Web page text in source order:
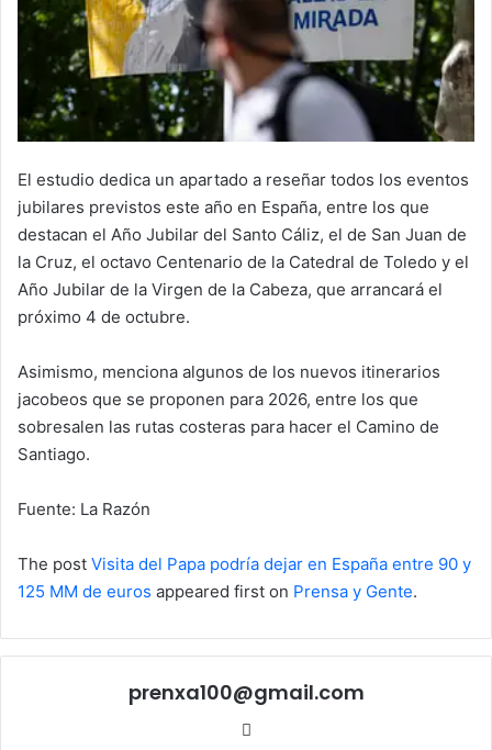
El estudio dedica un apartado a reseñar todos los eventos
jubilares previstos este año en España, entre los que
destacan el Año Jubilar del Santo Cáliz, el de San Juan de
la Cruz, el octavo Centenario de la Catedral de Toledo y el
Año Jubilar de la Virgen de la Cabeza, que arrancará el
próximo 4 de octubre.
Asimismo, menciona algunos de los nuevos itinerarios
jacobeos que se proponen para 2026, entre los que
sobresalen las rutas costeras para hacer el Camino de
Santiago.
Fuente: La Razón
The post Visita del Papa podría dejar en España entre 90 y
125 MM de euros appeared first on Prensa y Gente.
prenxa100@gmail.com